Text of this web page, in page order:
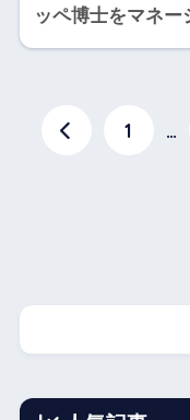
ッペ博士をマネ
1 …